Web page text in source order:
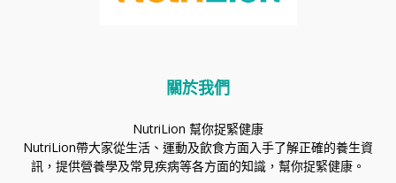
關於我們
NutriLion 幫你捉緊健康
NutriLion帶大家從生活、運動及飲食方面入手了解正確的養生資
訊，提供營養學及常見疾病等各方面的知識，幫你捉緊健康。